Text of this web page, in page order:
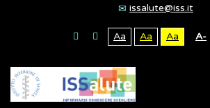
issalute@iss.it
Aa Aa Aa A-